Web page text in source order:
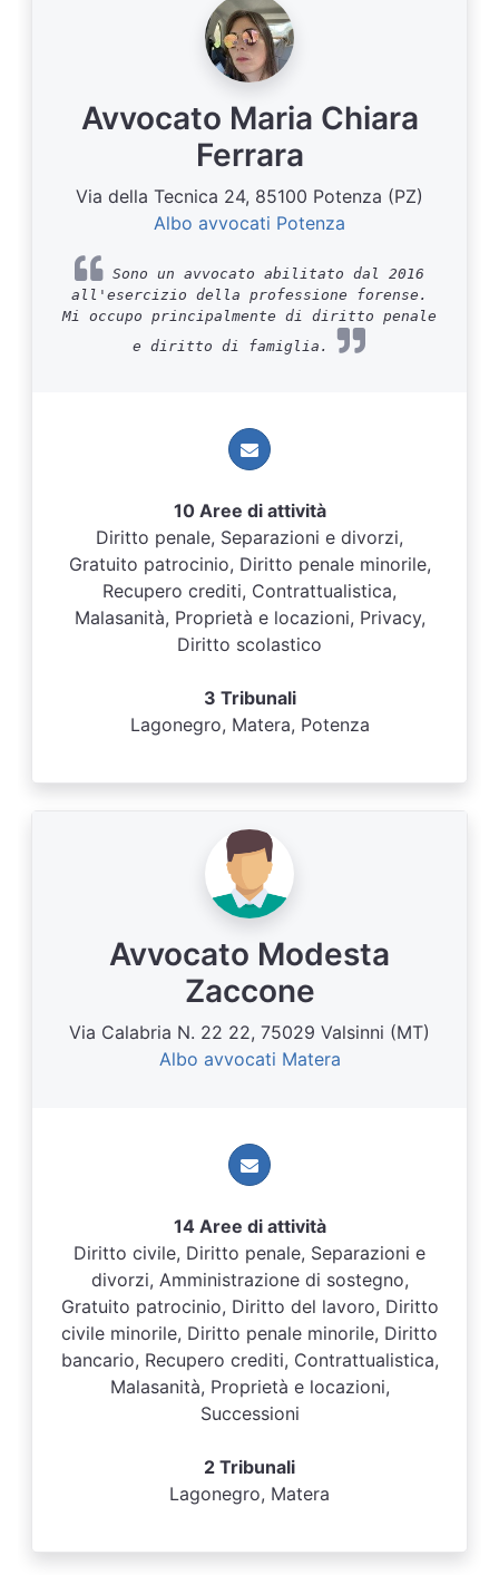
Avvocato Maria Chiara
Ferrara
Via della Tecnica 24, 85100 Potenza (PZ)
Albo avvocati Potenza
Sono un avvocato abilitato dal 2016
all'esercizio della professione forense.
Mi occupo principalmente di diritto penale
e diritto di famiglia.
10 Aree di attività
Diritto penale, Separazioni e divorzi,
Gratuito patrocinio, Diritto penale minorile,
Recupero crediti, Contrattualistica,
Malasanità, Proprietà e locazioni, Privacy,
Diritto scolastico
3 Tribunali
Lagonegro, Matera, Potenza
Avvocato Modesta
Zaccone
Via Calabria N. 22 22, 75029 Valsinni (MT)
Albo avvocati Matera
14 Aree di attività
Diritto civile, Diritto penale, Separazioni e
divorzi, Amministrazione di sostegno,
Gratuito patrocinio, Diritto del lavoro, Diritto
civile minorile, Diritto penale minorile, Diritto
bancario, Recupero crediti, Contrattualistica,
Malasanità, Proprietà e locazioni,
Successioni
2 Tribunali
Lagonegro, Matera